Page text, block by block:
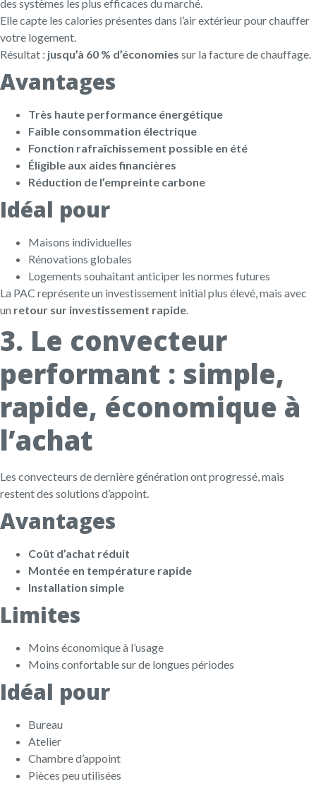
des systèmes les plus efficaces du marché.
Elle capte les calories présentes dans l’air extérieur pour chauffer
votre logement.
Résultat : jusqu’à 60 % d’économies sur la facture de chauffage.
Avantages
Très haute performance énergétique
Faible consommation électrique
Fonction rafraîchissement possible en été
Éligible aux aides financières
Réduction de l’empreinte carbone
Idéal pour
Maisons individuelles
Rénovations globales
Logements souhaitant anticiper les normes futures
La PAC représente un investissement initial plus élevé, mais avec
un retour sur investissement rapide.
3. Le convecteur
performant : simple,
rapide, économique à
l’achat
Les convecteurs de dernière génération ont progressé, mais
restent des solutions d’appoint.
Avantages
Coût d’achat réduit
Montée en température rapide
Installation simple
Limites
Moins économique à l’usage
Moins confortable sur de longues périodes
Idéal pour
Bureau
Atelier
Chambre d’appoint
Pièces peu utilisées